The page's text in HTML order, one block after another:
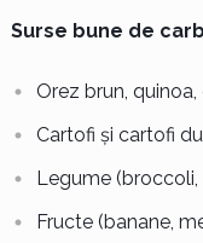
Surse bune de
Orez brun,
Cartofi și cartofi
Legume (broccoli,
Fructe (banane,